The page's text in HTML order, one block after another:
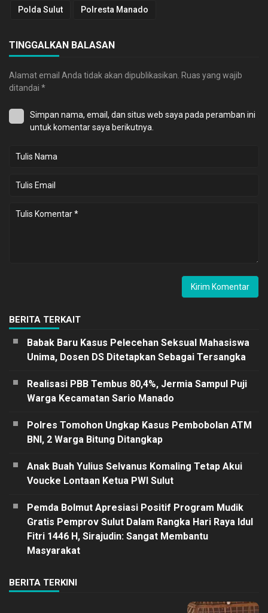
Polda Sulut Polresta Manado
TINGGALKAN BALASAN
Alamat email Anda tidak akan dipublikasikan. Ruas yang wajib
ditandai *
Simpan nama, email, dan situs web saya pada peramban ini
untuk komentar saya berikutnya.
BERITA TERKAIT
Babak Baru Kasus Pelecehan Seksual Mahasiswa
Unima, Dosen DS Ditetapkan Sebagai Tersangka
Realisasi PBB Tembus 80,4%, Jermia Sampul Puji
Warga Kecamatan Sario Manado
Polres Tomohon Ungkap Kasus Pembobolan ATM
BNI, 2 Warga Bitung Ditangkap
Anak Buah Yulius Selvanus Komaling Tetap Akui
Voucke Lontaan Ketua PWI Sulut
Pemda Bolmut Apresiasi Positif Program Mudik
Gratis Pemprov Sulut Dalam Rangka Hari Raya Idul
Fitri 1446 H, Sirajudin: Sangat Membantu
Masyarakat
BERITA TERKINI